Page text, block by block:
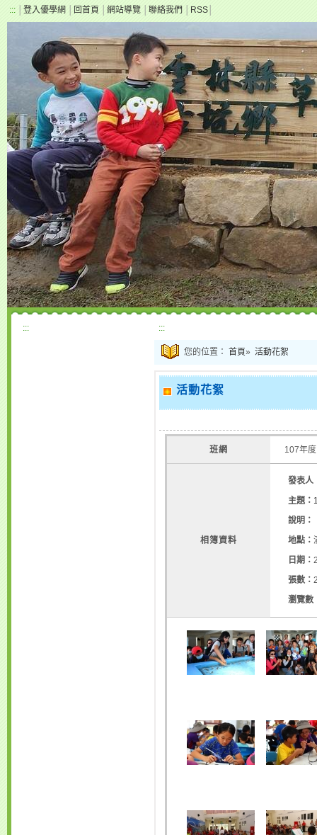
::: 登入優學網 回首頁 網站導覽 聯絡我們 RSS
::: :::
您的位置： 首頁» 活動花絮
活動花絮
班網 107年
相簿資料
發表人
主題：
說明：
地點：
日期：
張數：
瀏覽數